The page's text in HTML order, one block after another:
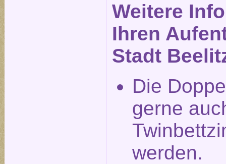
Weitere
Ihren
Stadt
Die
gerne
werden.